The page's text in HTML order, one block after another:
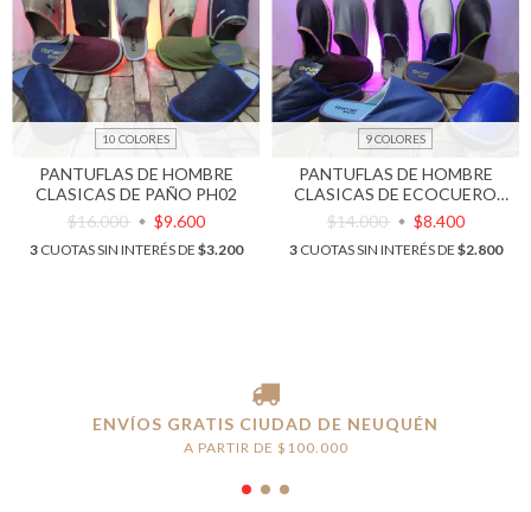
10 COLORES
PANTUFLAS DE HOMBRE
CLASICAS DE PAÑO PH02
$16.000
$9.600
3CUOTAS SIN INTERÉS DE $3.200
9 COLORES
PANTUFLAS DE HOMBRE
CLASICAS DE ECOCUERO
ART. PH03
$14.000 $8.400
3CUOTAS SIN INTERÉS DE $2.800
ENVÍOS GRATIS CIUDAD DE NEUQUÉN
A PARTIR DE $100.000